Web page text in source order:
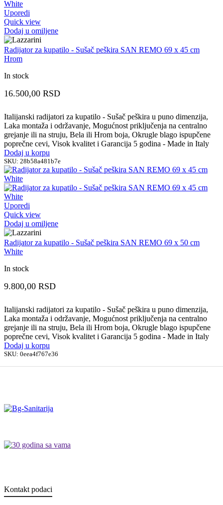
Uporedi
Quick view
Dodaj u omiljene
Radijator za kupatilo - Sušač peškira SAN REMO 69 x 45 cm
Hrom
In stock
16.500,00 RSD
Italijanski radijatori za kupatilo - Sušač peškira u puno dimenzija,
Laka montaža i održavanje, Mogućnost priključenja na centralno
grejanje ili na struju, Bela ili Hrom boja, Okrugle blago ispupčene
poprečne cevi, Visok kvalitet i Garancija 5 godina - Made in Italy
Dodaj u korpu
SKU: 28b58a481b7e
Uporedi
Quick view
Dodaj u omiljene
Radijator za kupatilo - Sušač peškira SAN REMO 69 x 50 cm
White
In stock
9.800,00 RSD
Italijanski radijatori za kupatilo - Sušač peškira u puno dimenzija,
Laka montaža i održavanje, Mogućnost priključenja na centralno
grejanje ili na struju, Bela ili Hrom boja, Okrugle blago ispupčene
poprečne cevi, Visok kvalitet i Garancija 5 godina - Made in Italy
Dodaj u korpu
SKU: 0eea4f767e36
Kontakt podaci